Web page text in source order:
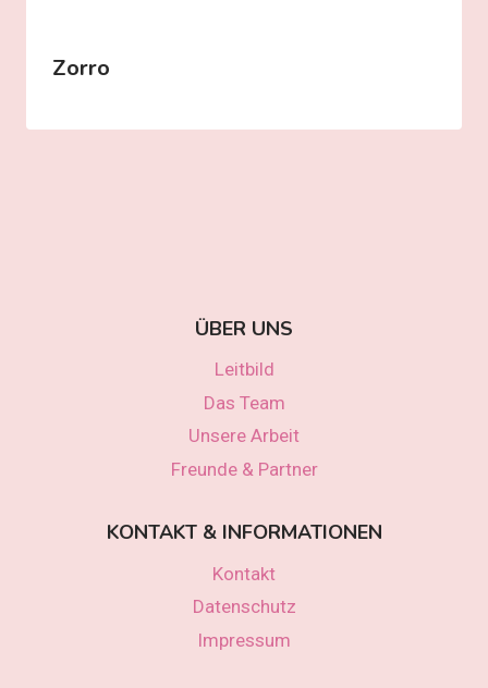
Zorro
ÜBER UNS
Leitbild
Das Team
Unsere Arbeit
Freunde & Partner
KONTAKT & INFORMATIONEN
Kontakt
Datenschutz
Impressum